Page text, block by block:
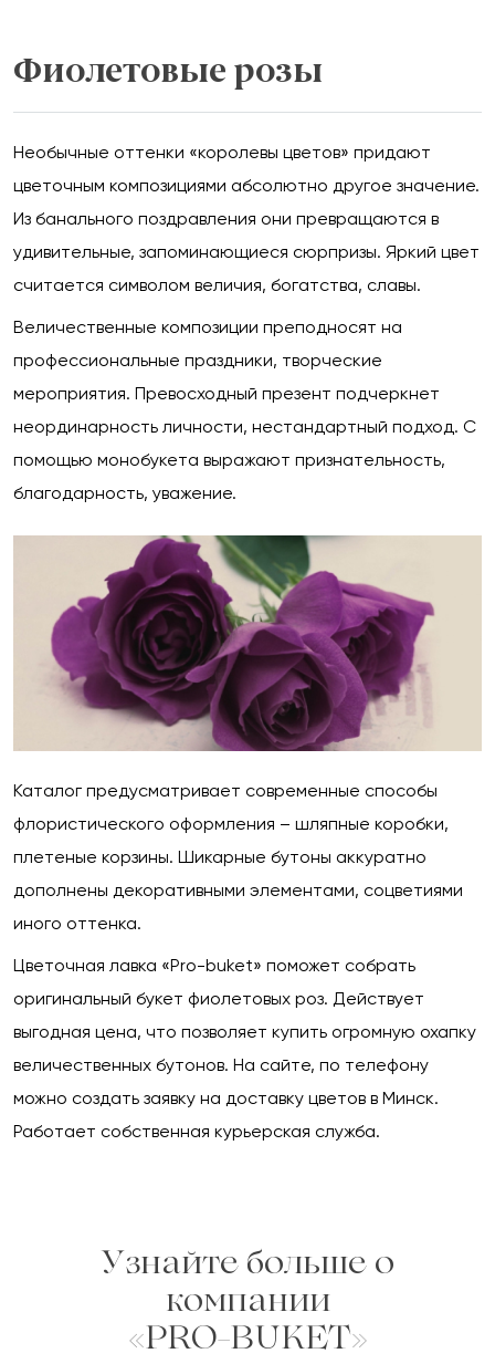
Фиолетовые розы
Необычные оттенки «королевы цветов» придают
цветочным композициями абсолютно другое значение.
Из банального поздравления они превращаются в
удивительные, запоминающиеся сюрпризы. Яркий цвет
считается символом величия, богатства, славы.
Величественные композиции преподносят на
профессиональные праздники, творческие
мероприятия. Превосходный презент подчеркнет
неординарность личности, нестандартный подход. С
помощью монобукета выражают признательность,
благодарность, уважение.
Каталог предусматривает современные способы
флористического оформления – шляпные коробки,
плетеные корзины. Шикарные бутоны аккуратно
дополнены декоративными элементами, соцветиями
иного оттенка.
Цветочная лавка «Pro-buket» поможет собрать
оригинальный букет фиолетовых роз. Действует
выгодная цена, что позволяет купить огромную охапку
величественных бутонов. На сайте, по телефону
можно создать заявку на доставку цветов в Минск.
Работает собственная курьерская служба.
Узнайте больше о
компании
«PRO-BUKET»